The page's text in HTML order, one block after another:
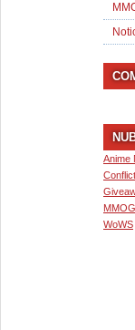
Anime
WoWS